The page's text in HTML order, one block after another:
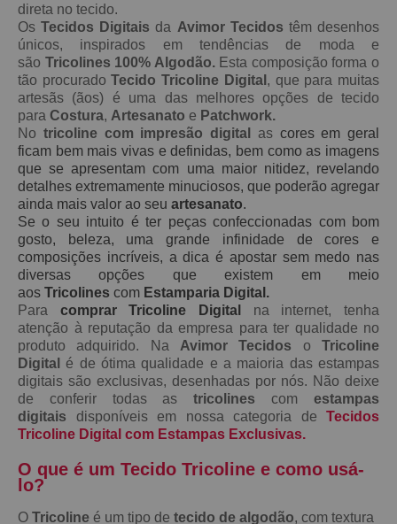
direta no tecido.
OsTecidos Digitaisda Avimor Tecidos têm desenhos
únicos, inspirados em tendências de moda e
são Tricolines 100% Algodão.Esta composição forma o
tão procuradoTecido Tricoline Digital , que para muitas
artesãs (ãos) é uma das melhores opções de tecido
para Costura, Artesanato e Patchwork.
No tricoline com impresão digital ascores em geral
ficam bem mais vivas e definidas, bem como as imagens
que se apresentam com uma maior nitidez, revelando
detalhes extremamente minuciosos, que poderão agregar
ainda mais valor ao seu artesanato.
Se o seu intuito é ter peças confeccionadas com bom
gosto, beleza, uma grande infinidade de cores e
composições incríveis, a dica é apostar sem medo nas
diversas opções que existem em meio
aos Tricolines com Estamparia Digital.
Para comprar Tricoline Digital na internet, tenha
atenção à reputação da empresa para ter qualidade no
produto adquirido. Na Avimor Tecidos o Tricoline
Digital é de ótima qualidade e a maioria das estampas
digitais são exclusivas, desenhadas por nós. Não deixe
de conferir todas astricolinescomestampas
digitais disponíveis em nossa categoria de Tecidos
Tricoline Digital com Estampas Exclusivas.
O que é um Tecido Tricoline e como usá-
lo?
O Tricoline é um tipo de tecido de algodão, com textura